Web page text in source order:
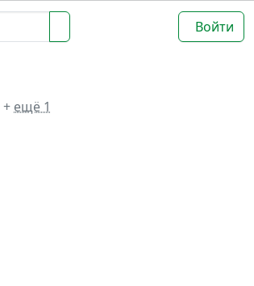
Войти
+ ещё 1